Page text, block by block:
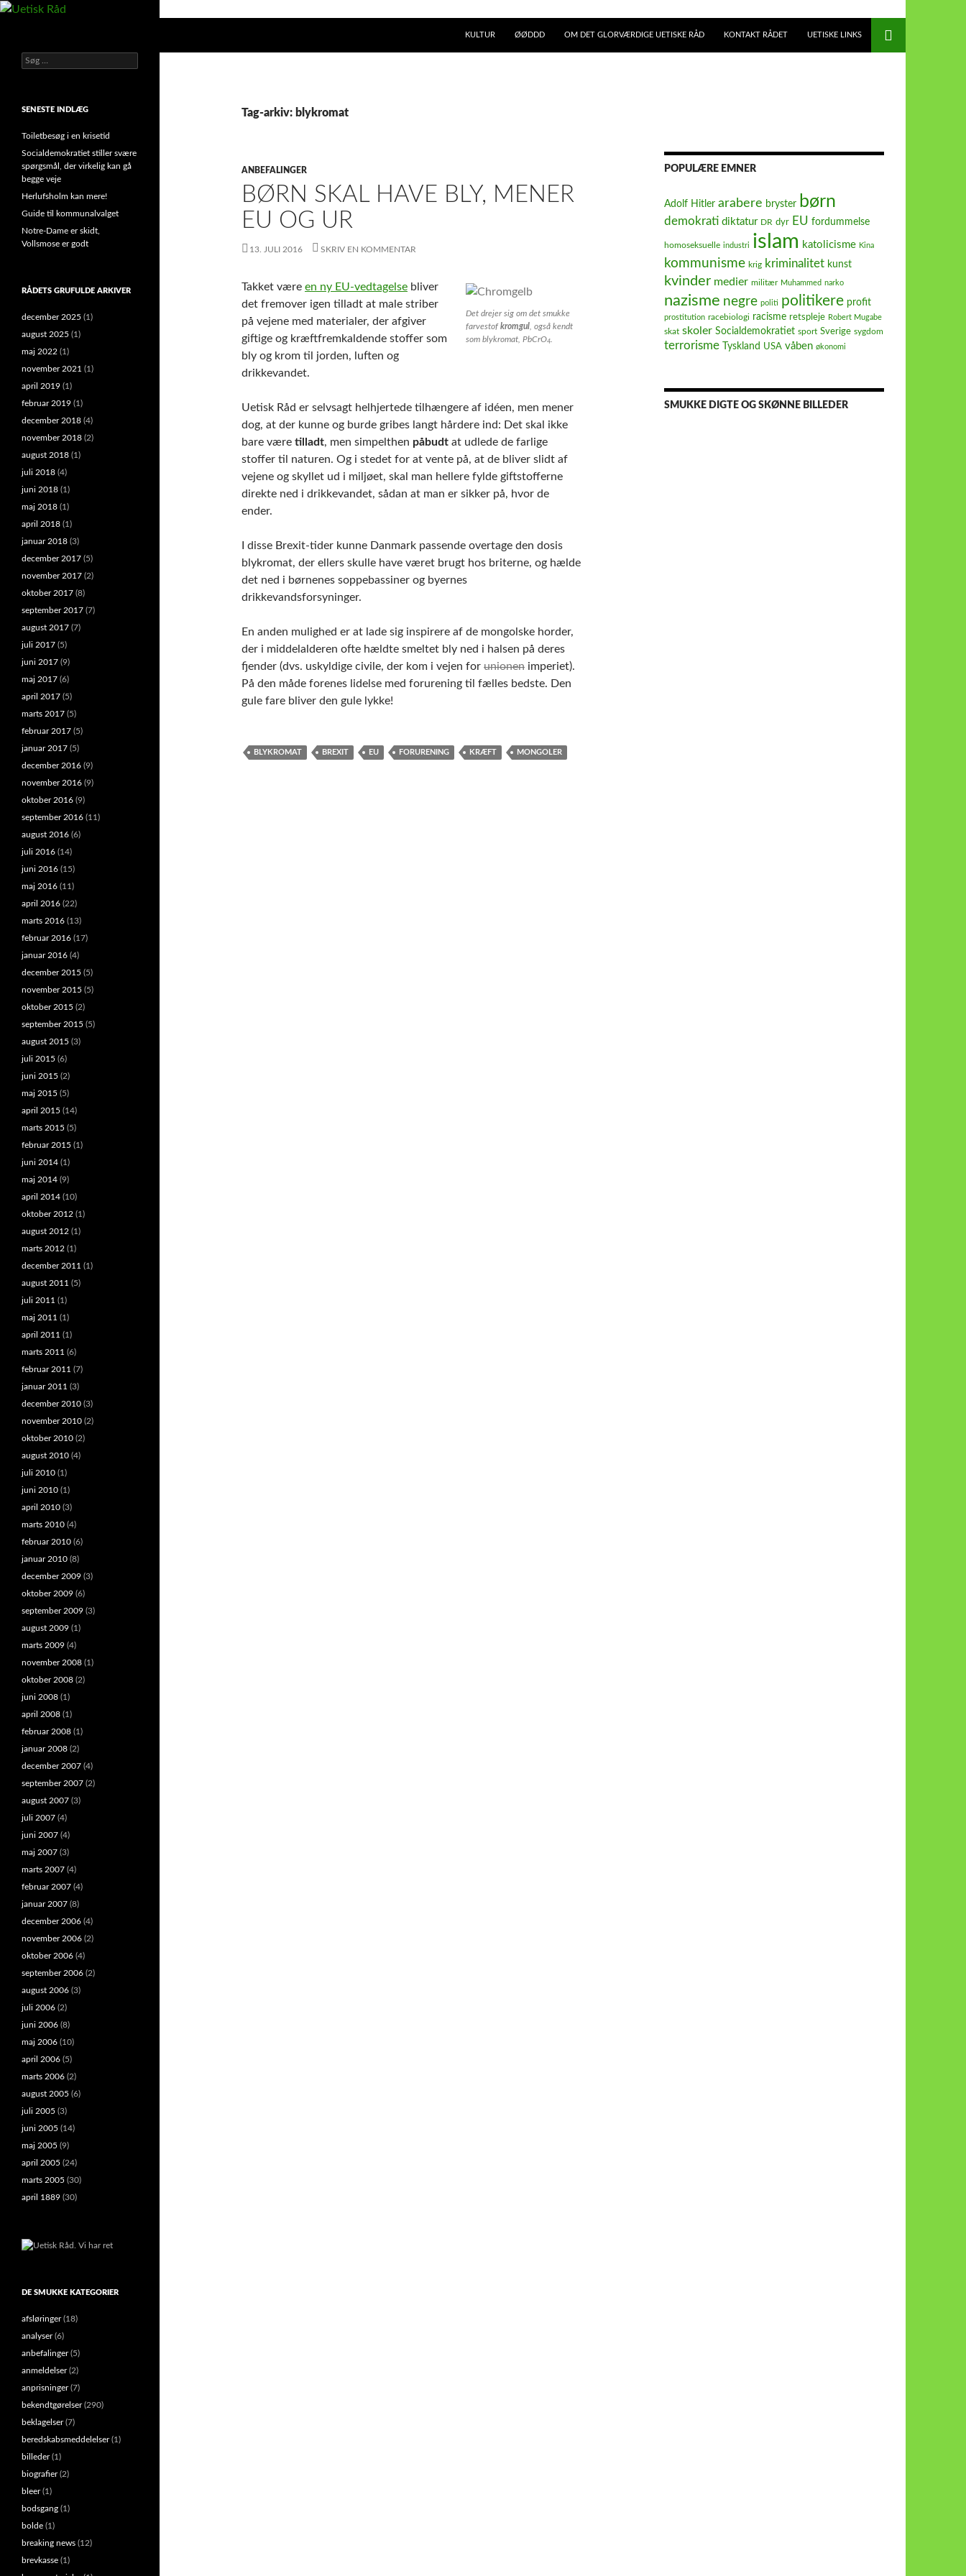
Hop
KULTUR ØØDDD OM DET GLORVÆRDIGE UETISKE RÅD KONTAKT RÅDET UETISKE LINKS
Tag-arkiv: blykromat
ANBEFALINGER
BØRN SKAL HAVE BLY, MENER
EU OG UR
13. JULI 2016 SKRIV EN KOMMENTAR
Det drejer sig om det smukke
farvestofkromgul , også kendt
som blykromat, PbCrO4
Takket være en ny EU-vedtagelse bliver
det fremover igen tilladt at male striber
på vejene med materialer, der afgiver
giftige og kræftfremkaldende stoffer som
bly og krom til jorden, luften og
drikkevandet.
Uetisk Råd er selvsagt helhjertede tilhængere af idéen, men mener
dog, at der kunne og burde gribes langt hårdere ind: Det skal ikke
bare være tilladt, men simpelthen påbudt at udlede de farlige
stoffer til naturen. Og i stedet for at vente på, at de bliver slidt af
vejene og skyllet ud i miljøet, skal man hellere fylde giftstofferne
direkte ned i drikkevandet, sådan at man er sikker på, hvor de
ender.
I disse Brexit-tider kunne Danmark passende overtage den dosis
blykromat, der ellers skulle have været brugt hos briterne, og hælde
det ned i børnenes soppebassiner og byernes
drikkevandsforsyninger.
En anden mulighed er at lade sig inspirere af de mongolske horder,
der i middelalderen ofte hældte smeltet bly ned i halsen på deres
fjender (dvs. uskyldige civile, der kom i vejen for unionen imperiet).
På den måde forenes lidelse med forurening til fælles bedste. Den
gule fare bliver den gule lykke!
BLYKROMAT BREXIT EU FORURENING KRÆFT MONGOLER
POPULÆRE EMNER
Adolf Hitler arabere bryster børn
demokrati diktatur DR dyr EU fordummelse
homoseksuelle industri islam katolicisme Kina
kommunisme krig kriminalitet kunst
kvinder medier militær Muhammed narko
nazisme negre politi politikere profit
prostitution racebiologi racisme retspleje Robert Mugabe
skat skoler Socialdemokratiet sport Sverige sygdom
terrorisme Tyskland USA våben økonomi
SMUKKE DIGTE OG SKØNNE BILLEDER
din stemme i et sygt, sygt samfund!
Søg
efter:
SENESTE INDLÆG
Toiletbesøg i en krisetid
Socialdemokratiet stiller svære
spørgsmål, der virkelig kan gå
begge veje
Herlufsholm kan mere!
Guide til kommunalvalget
Notre-Dame er skidt,
Vollsmose er godt
RÅDETS GRUFULDE ARKIVER
december 2025 (1)
august 2025 (1)
maj 2022 (1)
november 2021 (1)
april 2019 (1)
februar 2019 (1)
december 2018 (4)
november 2018 (2)
august 2018 (1)
juli 2018 (4)
juni 2018 (1)
maj 2018 (1)
april 2018 (1)
januar 2018 (3)
december 2017 (5)
november 2017 (2)
oktober 2017 (8)
september 2017 (7)
august 2017 (7)
juli 2017 (5)
juni 2017 (9)
maj 2017 (6)
april 2017 (5)
marts 2017 (5)
februar 2017 (5)
januar 2017 (5)
december 2016 (9)
november 2016 (9)
oktober 2016 (9)
september 2016 (11)
august 2016 (6)
juli 2016 (14)
juni 2016 (15)
maj 2016 (11)
april 2016 (22)
marts 2016 (13)
februar 2016 (17)
januar 2016 (4)
december 2015 (5)
november 2015 (5)
oktober 2015 (2)
september 2015 (5)
august 2015 (3)
juli 2015 (6)
juni 2015 (2)
maj 2015 (5)
april 2015 (14)
marts 2015 (5)
februar 2015 (1)
juni 2014 (1)
maj 2014 (9)
april 2014 (10)
oktober 2012 (1)
august 2012 (1)
marts 2012 (1)
december 2011 (1)
august 2011 (5)
juli 2011 (1)
maj 2011 (1)
april 2011 (1)
marts 2011 (6)
februar 2011 (7)
januar 2011 (3)
december 2010 (3)
november 2010 (2)
oktober 2010 (2)
august 2010 (4)
juli 2010 (1)
juni 2010 (1)
april 2010 (3)
marts 2010 (4)
februar 2010 (6)
januar 2010 (8)
december 2009 (3)
oktober 2009 (6)
september 2009 (3)
august 2009 (1)
marts 2009 (4)
november 2008 (1)
oktober 2008 (2)
juni 2008 (1)
april 2008 (1)
februar 2008 (1)
januar 2008 (2)
december 2007 (4)
september 2007 (2)
august 2007 (3)
juli 2007 (4)
juni 2007 (4)
maj 2007 (3)
marts 2007 (4)
februar 2007 (4)
januar 2007 (8)
december 2006 (4)
november 2006 (2)
oktober 2006 (4)
september 2006 (2)
august 2006 (3)
juli 2006 (2)
juni 2006 (8)
maj 2006 (10)
april 2006 (5)
marts 2006 (2)
august 2005 (6)
juli 2005 (3)
juni 2005 (14)
maj 2005 (9)
april 2005 (24)
marts 2005 (30)
april 1889 (30)
DE SMUKKE KATEGORIER
afsløringer(18)
analyser(6)
anbefalinger(5)
anmeldelser(2)
anprisninger(7)
bekendtgørelser(290)
beklagelser(7)
beredskabsmeddelelser(1)
billeder(1)
biografier(2)
bleer(1)
bodsgang (1)
bolde (1)
breaking news (12)
brevkasse (1)